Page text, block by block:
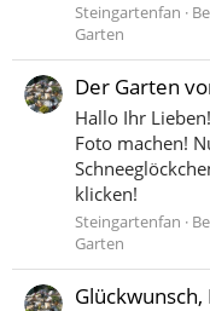
Steingartenfan
Garten
Der Garten
Hallo Ihr
Foto machen!
klicken!
Steingartenfan
Garten